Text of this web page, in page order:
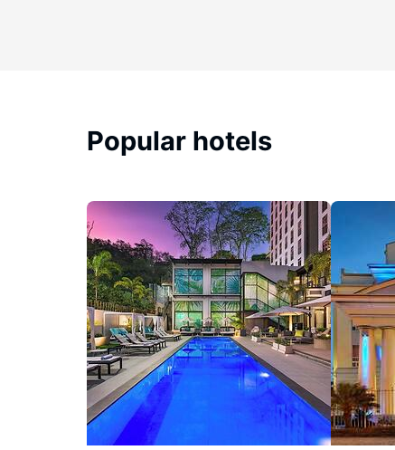
Popular hotels